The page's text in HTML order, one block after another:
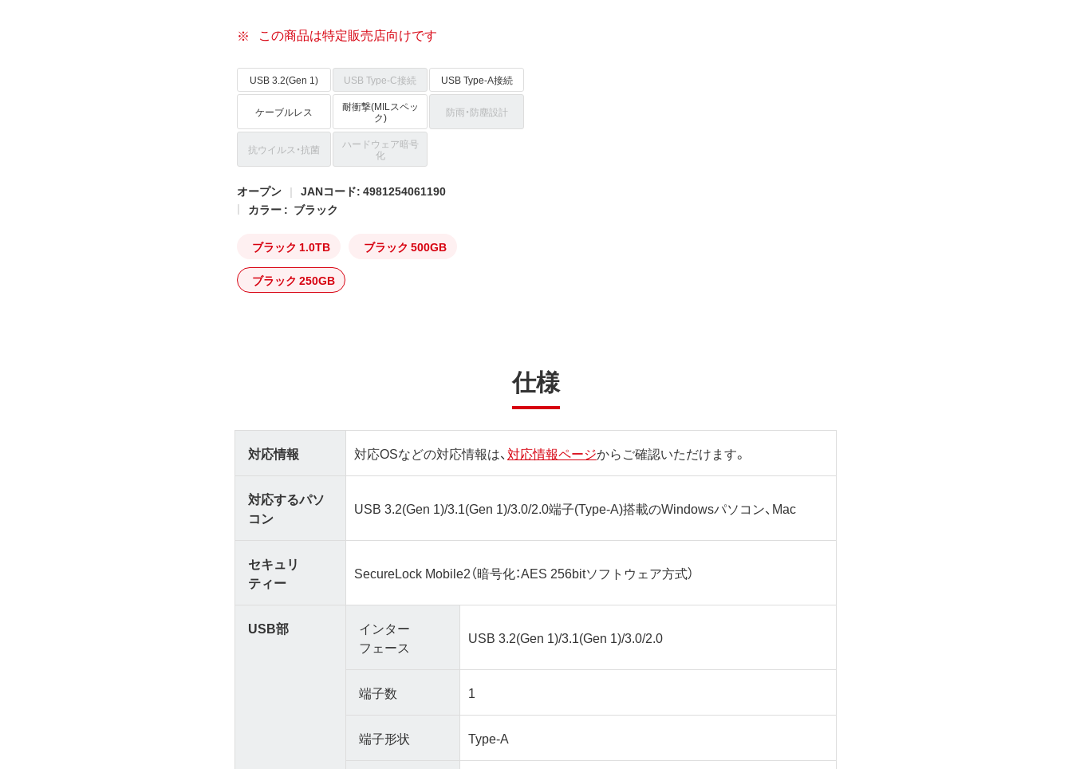
この商品は特定販売店向けです
USB 3.2(Gen 1) USB Type-C接続 USB Type-A接続
ケーブルレス 耐衝撃(MILスペッ
ク) 防雨・防塵設計
抗ウイルス・抗菌 ハードウェア暗号
化
オープン
JANコード: 4981254061190
カラー : ブラック
ブラック 1.0TB ブラック 500GB
ブラック 250GB
仕様
対応情報 対応OSなどの対応情報は、対応情報ページからご確認いただけます。
対応するパソ
コン
USB 3.2(Gen 1)/3.1(Gen 1)/3.0/2.0端子(Type-A)搭載のWindowsパソコン、Mac
セキュリ
ティー
SecureLock Mobile2（暗号化：AES 256bitソフトウェア方式）
USB部
インター
フェース
USB 3.2(Gen 1)/3.1(Gen 1)/3.0/2.0
端子数 1
端子形状 Type-A